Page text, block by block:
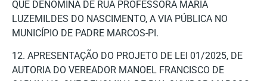
QUE DENOMINA DE RUA PROFESSORA MARIA
LUZEMILDES DO NASCIMENTO, A VIA PÚBLICA NO
MUNICÍPIO DE PADRE MARCOS-PI.
12. APRESENTAÇÃO DO PROJETO DE LEI 01/2025, DE
AUTORIA DO VEREADOR MANOEL FRANCISCO DE